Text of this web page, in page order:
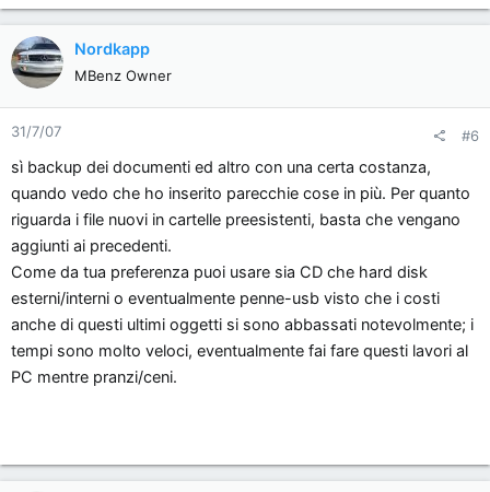
Nordkapp
MBenz Owner
31/7/07 #6
sì backup dei documenti ed altro con una certa costanza,
quando vedo che ho inserito parecchie cose in più. Per quanto
riguarda i file nuovi in cartelle preesistenti, basta che vengano
aggiunti ai precedenti.
Come da tua preferenza puoi usare sia CD che hard disk
esterni/interni o eventualmente penne-usb visto che i costi
anche di questi ultimi oggetti si sono abbassati notevolmente; i
tempi sono molto veloci, eventualmente fai fare questi lavori al
PC mentre pranzi/ceni.